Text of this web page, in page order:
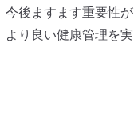
今後ますます重要性が
り良い健康管理を実